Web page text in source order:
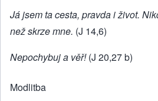
Já jsem ta cesta, pravda i život.
než skrze mne. (J 14,6)
Nepochybuj a věř!(J 20,27 b)
Modlitba